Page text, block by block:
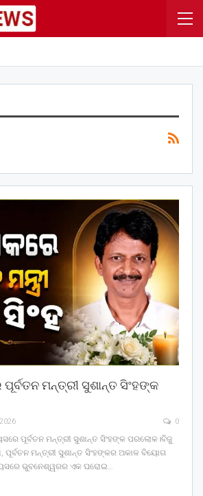
ମନ୍ତ୍ରୀ ସୁଶାନ୍ତ ସିଂହଙ୍କ
0
ପୂର୍ବତନ ମନ୍ତ୍ରୀ ସୁଶାନ୍ତ ସିଂହଙ୍କ ପରଲୋକ।ବିଜୁ
ପୂର୍ବତନ ମନ୍ତ୍ରୀ ସୁଶାନ୍ତ ସିଂହଙ୍କର ଅକାଳ ବିୟୋଗ
ଭୁବନେଶ୍ୱରର ଏକ ଘରୋଇ…